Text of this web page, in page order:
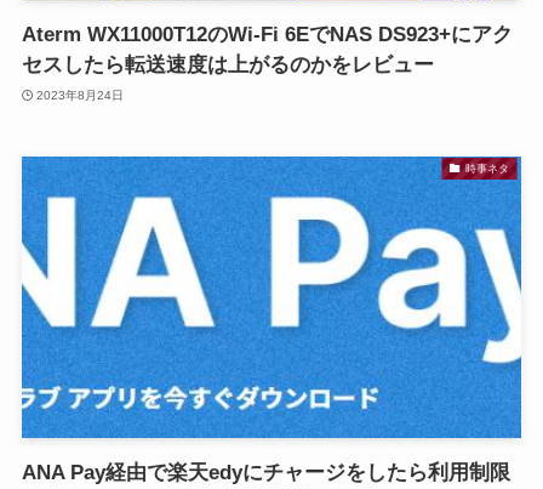
Aterm WX11000T12のWi-Fi 6EでNAS DS923+にアク
セスしたら転送速度は上がるのかをレビュー
2023年8月24日
時事ネタ
ANA Pay経由で楽天edyにチャージをしたら利用制限